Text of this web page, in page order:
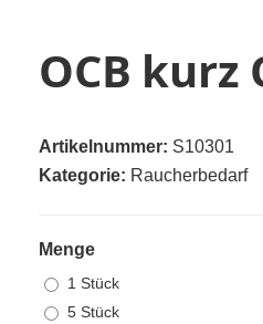
OCB kurz
Artikelnummer: S10301
Kategorie: Raucherbedarf
Menge
1 Stück
5 Stück